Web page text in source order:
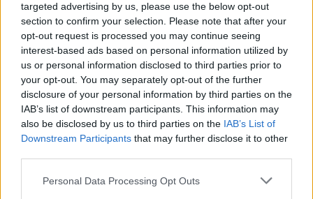
targeted advertising by us, please use the below opt-out
section to confirm your selection. Please note that after your
opt-out request is processed you may continue seeing
interest-based ads based on personal information utilized by
us or personal information disclosed to third parties prior to
your opt-out. You may separately opt-out of the further
disclosure of your personal information by third parties on the
IAB’s list of downstream participants. This information may
also be disclosed by us to third parties on the IAB’s List of
Downstream Participants that may further disclose it to other
Please note that this website/app uses one or more Google
Personal Data Processing Opt Outs
így reagálva a brazil agresszív, ütközést is
eredményező védekezésére.
A pillanat az alábbi videóban, 3:55-nél látható: